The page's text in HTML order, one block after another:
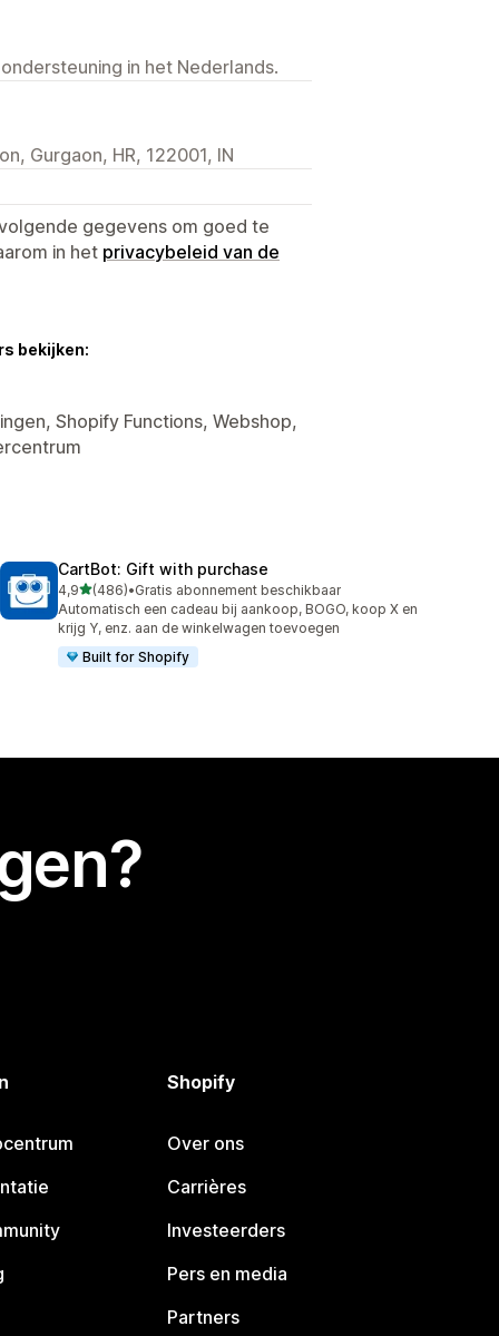
in het Nederlands.
Gurgaon, HR, 122001, IN
gegevens om goed te
in het privacybeleid van de
bekijken:
Shopify Functions, Webshop,
CartBot: Gift with purchase
4,9van 5 sterren
(486)
486 recensies in totaal
•Gratis abonnement beschikbaar
Automatisch een cadeau bij aankoop, BOGO, koop X en
krijg Y, enz. aan de winkelwagen toevoegen
Built for Shopify
Shopify
Over ons
Carrières
Investeerders
Pers en media
Partners